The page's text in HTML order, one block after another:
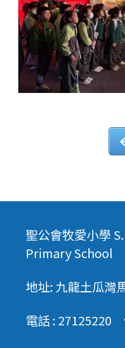
聖公會牧愛小學
Primary School
地址: 九龍土瓜灣
電話 : 27125220